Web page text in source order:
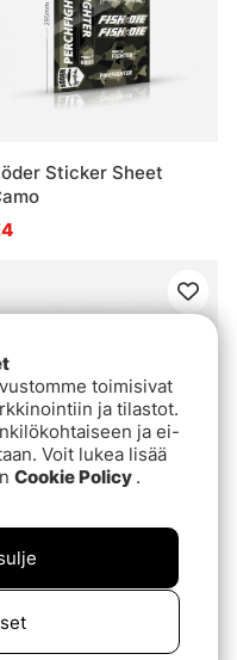
Sticker Sheet
Shad Dancer 5cm
toimisivat
ja tilastot.
ja ei-
Voit lukea lisää
Cookie Policy .